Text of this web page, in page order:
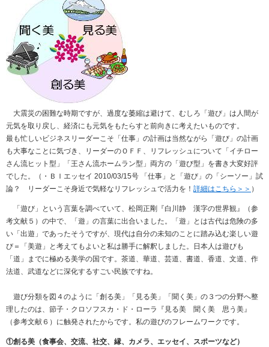
大震災の困難な時期ですが、過度な萎縮は避けて、むしろ「遊び」は人間が
元気を取り戻し、経済にも元気をもたらすと前向きに考えたいものです。
最も忙しいビジネスリーダーこそ「仕事」の計画は当然ながら「遊び」の計画
も大事なことに気づき、リーダーのＯＦＦ、リフレッシュについて「イチロー
さん流ヒット型」「王さん流ホームラン型」両方の「遊び型」を書き大変好評
でした。（・ＢＩエッセイ 2010/03/15号 「仕事」と「遊び」の「シーソー」試
論？ リーダーこそ身近で気軽なリフレッシュで活力を！ 詳細はこちら＞＞ ）
「遊び」という言葉を調べていて、松岡正剛『白川静 漢字の世界観』（参
考文献５）の中で、「遊」の言葉に出合いました。「遊」とは古代は危険の多
い「出遊」であったそうですが、現代は自分の未知のことに踏み込む楽しい遊
び＝「美遊」と考えてもよいと私は勝手に解釈しました。日本人は遊びも
「道」までに極める美学の国です。茶道、華道、芸道、書道、香道、文道、作
法道、武道などに深化するすごい民族ですね。
遊び分類を図４のように「創る美」「見る美」「聞く美」の３つの分野へ整
理したのは、節子・クロソフスカ・ド・ローラ『見る美 聞く美 思う美』
（参考文献６）に触発されたからです。私の遊びのフレームワークです。
①創る美（食事会、交流、社交、縁、カメラ、エッセイ、スポーツなど）